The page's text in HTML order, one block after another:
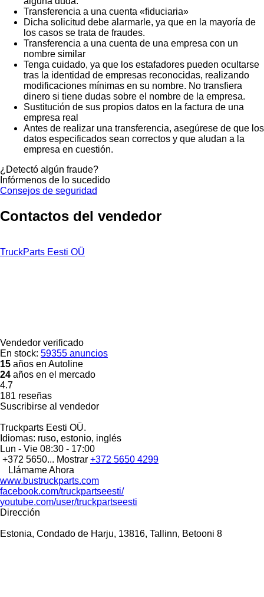
Transferencia a una cuenta «fiduciaria»
Dicha solicitud debe alarmarle, ya que en la mayoría de
los casos se trata de fraudes.
Transferencia a una cuenta de una empresa con un
nombre similar
Tenga cuidado, ya que los estafadores pueden ocultarse
tras la identidad de empresas reconocidas, realizando
modificaciones mínimas en su nombre. No transfiera
dinero si tiene dudas sobre el nombre de la empresa.
Sustitución de sus propios datos en la factura de una
empresa real
Antes de realizar una transferencia, asegúrese de que los
datos especificados sean correctos y que aludan a la
empresa en cuestión.
¿Detectó algún fraude?
Infórmenos de lo sucedido
Consejos de seguridad
Contactos del vendedor
TruckParts Eesti OÜ
Vendedor verificado
En stock: 59355 anuncios
15 años en Autoline
24 años en el mercado
4.7
181 reseñas
Suscribirse al vendedor
Truckparts Eesti OÜ.
Idiomas: ruso, estonio, inglés
Lun - Vie 08:30 - 17:00
+372 5650... Mostrar +372 5650 4299
Llámame Ahora
www.bustruckparts.com
facebook.com/truckpartseesti/
youtube.com/user/truckpartseesti
Dirección
Estonia, Condado de Harju, 13816, Tallinn, Betooni 8